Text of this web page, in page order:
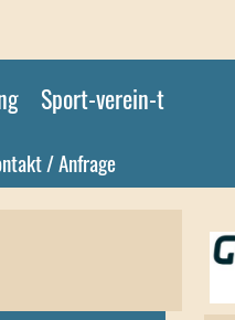
Sport-verein-t
/ Anfrage